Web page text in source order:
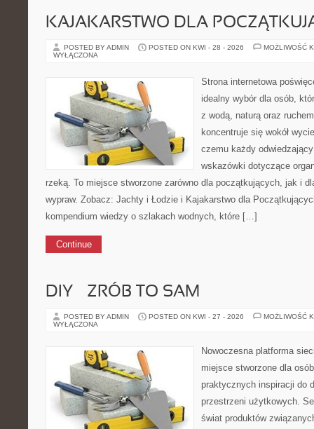
KAJAKARSTWO DLA
POSTED BY ADMIN POSTED ON KWI - 28 - 2026
MOŻLIWOŚĆ
WYŁĄCZONA
Strona internetowa
idealny wybór dla osób,
z wodą, naturą oraz
koncentruje się wokół
czemu każdy
wskazówki dotyczące
rzeką. To miejsce stworzone zarówno dla początkujących, jak i
wypraw. Zobacz: Jachty i Łodzie i Kajakarstwo dla
kompendium wiedzy o szlakach wodnych, które […]
Continue
DIY – ZRÓB TO SAM
POSTED BY ADMIN POSTED ON KWI - 27 - 2026
MOŻLIWOŚĆ
WYŁĄCZONA
Nowoczesna platforma
miejsce stworzone dla
praktycznych inspiracji do
przestrzeni użytkowych.
świat produktów